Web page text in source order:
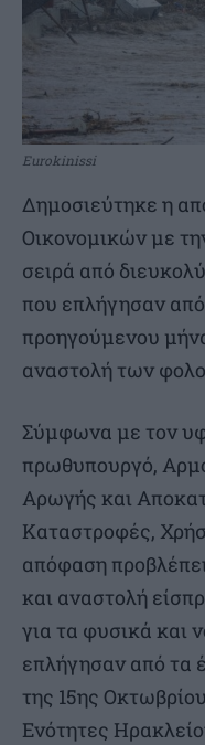
Eurokinissi
Δημοσιεύτηκε η
Οικονομικών με
σειρά από
που επλήγησαν
προηγούμενου
αναστολή των
Σύμφωνα με τον
πρωθυπουργό,
Αρωγής και
Καταστροφές,
απόφαση
και αναστολή
για τα φυσικά και
επλήγησαν από τα
της 15ης
Ενότητες